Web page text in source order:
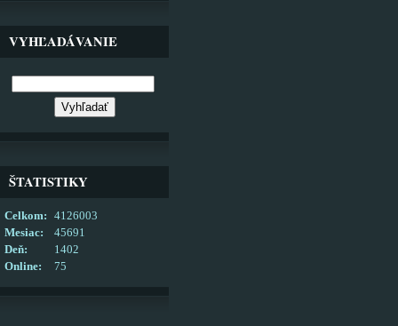
VYHĽADÁVANIE
ŠTATISTIKY
Online: 75
Celkom:
4126003
Mesiac:
45691
Deň:
1402